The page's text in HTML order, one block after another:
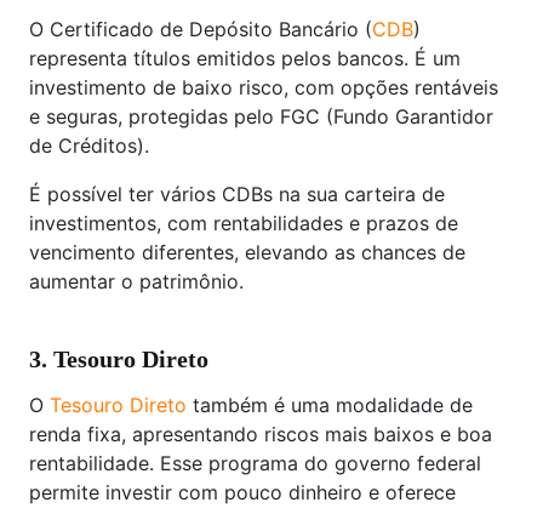
O Certificado de Depósito Bancário (CDB)
representa títulos emitidos pelos bancos. É um
investimento de baixo risco, com opções rentáveis
e seguras, protegidas pelo FGC (Fundo Garantidor
de Créditos).
É possível ter vários CDBs na sua carteira de
investimentos, com rentabilidades e prazos de
vencimento diferentes, elevando as chances de
aumentar o patrimônio.
3. Tesouro Direto
O Tesouro Direto também é uma modalidade de
renda fixa, apresentando riscos mais baixos e boa
rentabilidade. Esse programa do governo federal
permite investir com pouco dinheiro e oferece